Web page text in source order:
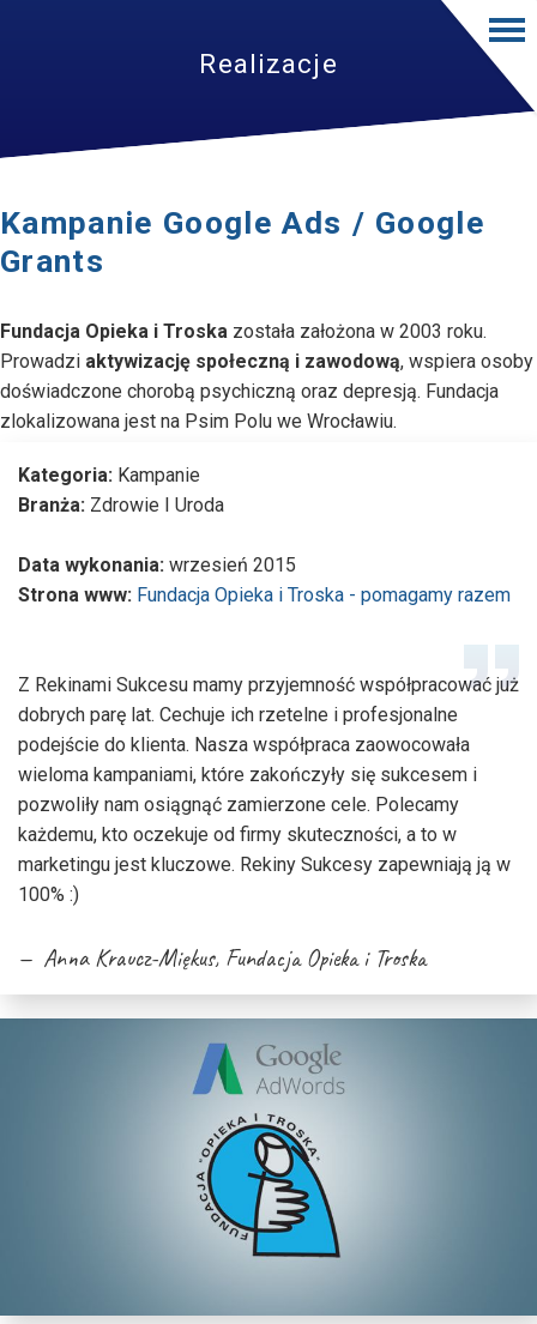
Realizacje
Kampanie Google Ads / Google
Grants
Fundacja Opieka i Troska została założona w 2003 roku.
Prowadzi aktywizację społeczną i zawodową, wspiera osoby
doświadczone chorobą psychiczną oraz depresją. Fundacja
zlokalizowana jest na Psim Polu we Wrocławiu.
Kategoria: Kampanie
Branża: Zdrowie I Uroda
Data wykonania: wrzesień 2015
Strona www: Fundacja Opieka i Troska - pomagamy razem
Z Rekinami Sukcesu mamy przyjemność współpracować już
dobrych parę lat. Cechuje ich rzetelne i profesjonalne
podejście do klienta. Nasza współpraca zaowocowała
wieloma kampaniami, które zakończyły się sukcesem i
pozwoliły nam osiągnąć zamierzone cele. Polecamy
każdemu, kto oczekuje od firmy skuteczności, a to w
marketingu jest kluczowe. Rekiny Sukcesy zapewniają ją w
100% :)
Anna Kraucz-Miękus, Fundacja Opieka i Troska